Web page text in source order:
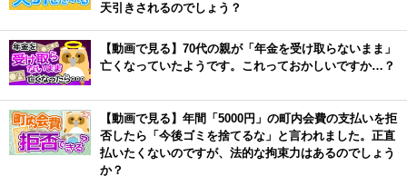
天引きされるのでしょう？
【動画で見る】70代の親が「年金を受け取らないまま」
亡くなっていたようです。これっておかしいですか…？
【動画で見る】年間「5000円」の町内会費の支払いを拒
否したら「今後ゴミを捨てるな」と言われました。正直
払いたくないのですが、法的な拘束力はあるのでしょう
か？